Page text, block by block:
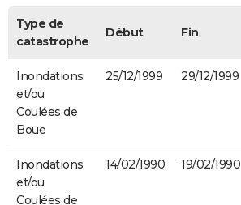
Type de
catastrophe
Début Fin
Inondations
et/ou
Coulées de
Boue
25/12/1999 29/12/1999
Inondations
et/ou
Coulées de
14/02/1990 19/02/1990